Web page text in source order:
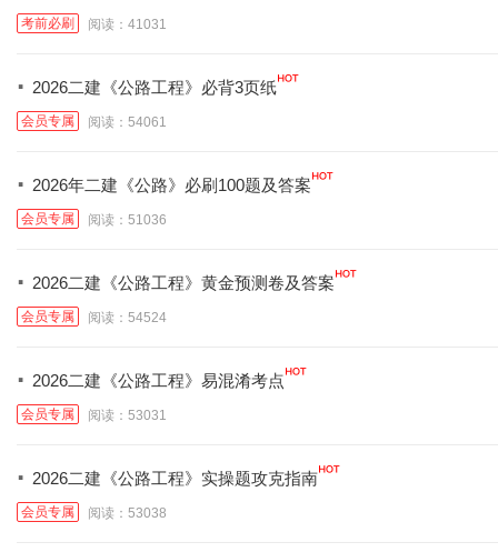
考前必刷 阅读：41031
· 2026二建《公路工程》必背3页纸
会员专属 阅读：54061
· 2026年二建《公路》必刷100题及答案
会员专属 阅读：51036
· 2026二建《公路工程》黄金预测卷及答案
会员专属 阅读：54524
· 2026二建《公路工程》易混淆考点
会员专属 阅读：53031
· 2026二建《公路工程》实操题攻克指南
会员专属 阅读：53038